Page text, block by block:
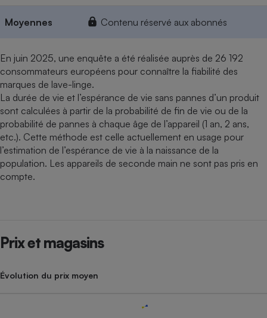
Moyennes Contenu réservé aux abonnés
En juin 2025, une enquête a été réalisée auprès de 26 192
consommateurs européens pour connaître la fiabilité des
marques de lave-linge.
La durée de vie et l’espérance de vie sans pannes d’un produit
sont calculées à partir de la probabilité de fin de vie ou de la
probabilité de pannes à chaque âge de l’appareil (1 an, 2 ans,
etc.). Cette méthode est celle actuellement en usage pour
l’estimation de l’espérance de vie à la naissance de la
population. Les appareils de seconde main ne sont pas pris en
compte.
Prix et magasins
Évolution du prix moyen